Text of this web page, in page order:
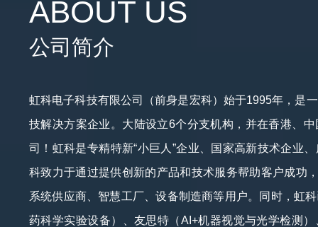
ABOUT US
公司简介
虹科电子科技有限公司（前身是宏科）始于1995年，是
技解决方案企业。大陆设立6个分支机构，并在香港、
司！虹科是专精特新“小巨人”企业、国家高新技术企业
科致力于通过提供创新的产品和技术服务帮助客户成功
系统供应商、智慧工厂、设备制造商等用户。同时，虹
药科学实验设备）、友思特（AI+机器视觉与光学检测